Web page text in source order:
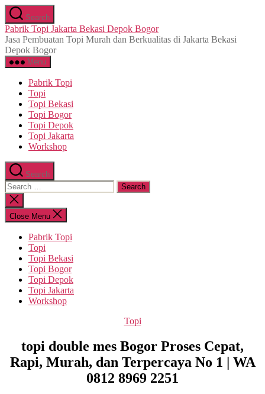
Skip
to
the
content
Search
Pabrik Topi Jakarta Bekasi Depok Bogor
Jasa Pembuatan Topi Murah dan Berkualitas di Jakarta Bekasi
Depok Bogor
Menu
Pabrik Topi
Topi
Topi Bekasi
Topi Bogor
Topi Depok
Topi Jakarta
Workshop
Search
Search
for:
Close
search
Close Menu
Pabrik Topi
Topi
Topi Bekasi
Topi Bogor
Topi Depok
Topi Jakarta
Workshop
Categories
Topi
topi double mes Bogor Proses Cepat,
Rapi, Murah, dan Terpercaya No 1 | WA
0812 8969 2251